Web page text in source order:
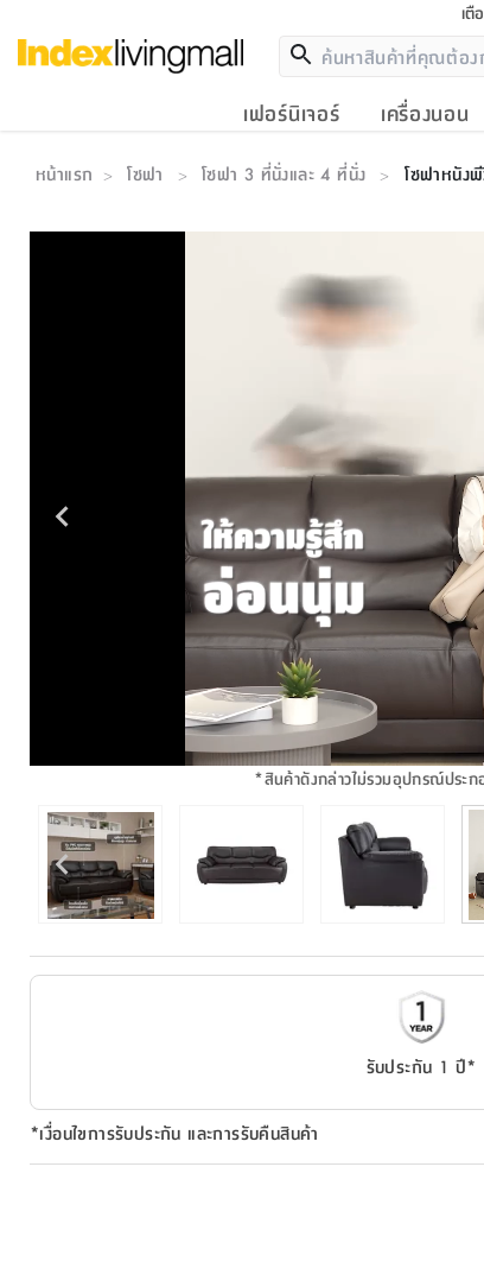
เตื
เฟอร์นิเจอร์ เครื่องนอน
หน้าแรก > โซฟา > โซฟา 3 ที่นั่งและ 4 ที่นั่ง > โซฟาหนัง
*สินค้าดังกล่าวไม่รวมอุปกรณ์ประ
รับประกัน 1 ปี*
*เงื่อนไขการรับประกัน และการรับคืนสินค้า